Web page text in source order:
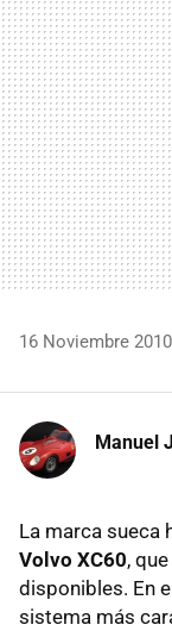
16 Noviembre 2010
Manuel
La marca sueca
Volvo XC60,
disponibles. En
sistema más